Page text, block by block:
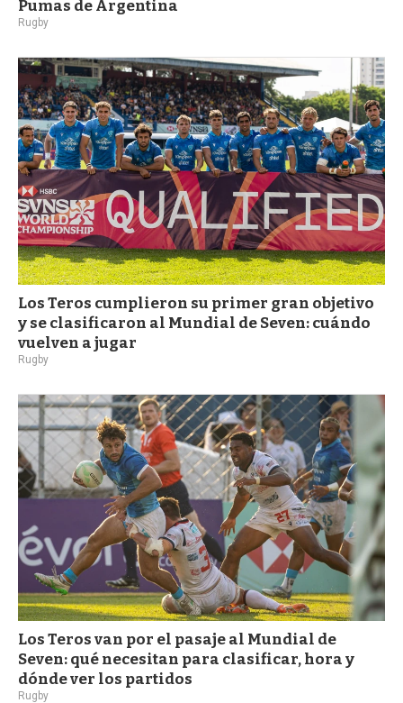
Pumas de Argentina
Rugby
Los Teros cumplieron su primer gran objetivo
y se clasificaron al Mundial de Seven: cuándo
vuelven a jugar
Rugby
Los Teros van por el pasaje al Mundial de
Seven: qué necesitan para clasificar, hora y
dónde ver los partidos
Rugby